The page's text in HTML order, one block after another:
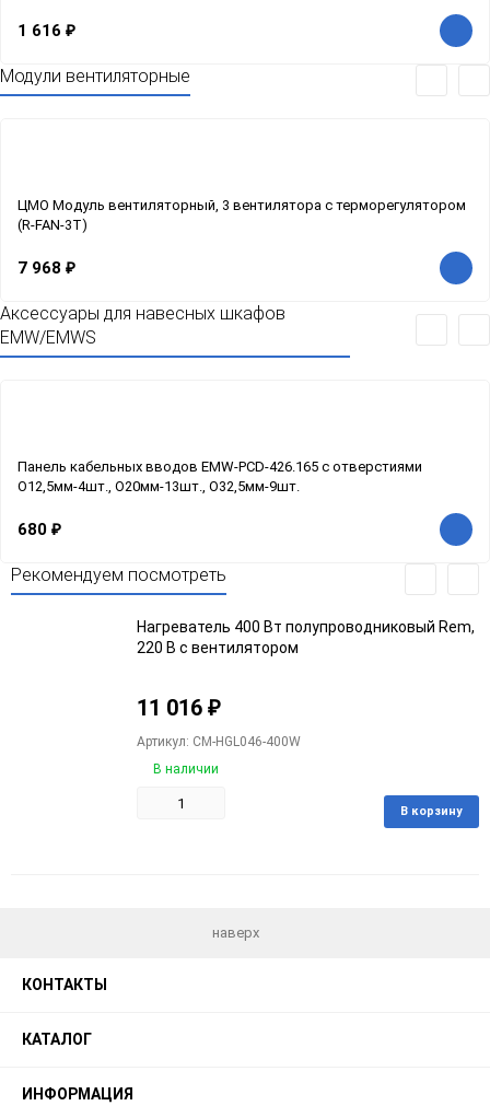
1 616 ₽
Модули вентиляторные
ЦМО Модуль вентиляторный, 3 вентилятора с терморегулятором
(R-FAN-3T)
7 968 ₽
Аксессуары для навесных шкафов
EMW/EMWS
Панель кабельных вводов EMW-PCD-426.165 с отверстиями
O12,5мм-4шт., O20мм-13шт., O32,5мм-9шт.
680 ₽
Рекомендуем посмотреть
Нагреватель 400 Вт полупроводниковый Rem,
220 В с вентилятором
11 016 ₽
Артикул: CM-HGL046-400W
В наличии
В корзину
наверх
КОНТАКТЫ
КАТАЛОГ
ИНФОРМАЦИЯ